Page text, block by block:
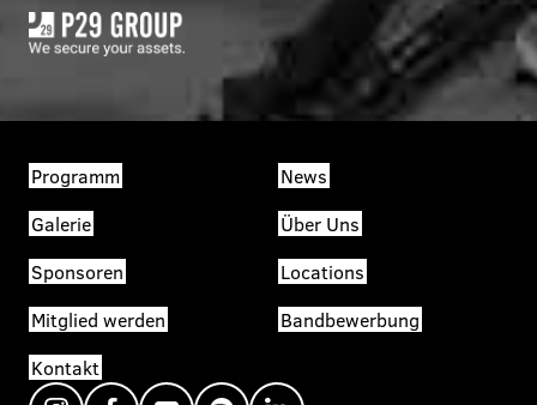
Programm
News
Galerie
Über Uns
Sponsoren
Locations
Mitglied werden
Bandbewerbung
Kontakt